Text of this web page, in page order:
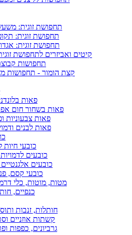
תחפושת זוגית:
תחפושת זוגית:
תחפושת זוגית:
קיטים ואביזרים לתחפושת
תחפושות
קצת הומור - תחפושות
פאות
פאות בשחור חום
פאות צבעוניות
פאות לבנים
כובעי
כובעים
כובעים
כובעי קסם,
מטות, מוטות, כלי
כנפיים,
חותלות, זנבות
קשתות אוזניים
גרביונים, כפפות